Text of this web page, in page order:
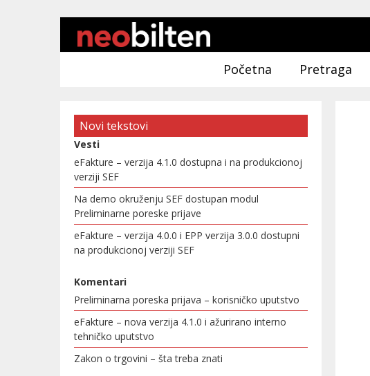
Početna Pretraga
Novi tekstovi
Vesti
eFakture – verzija 4.1.0 dostupna i na produkcionoj
verziji SEF
Na demo okruženju SEF dostupan modul
Preliminarne poreske prijave
eFakture – verzija 4.0.0 i EPP verzija 3.0.0 dostupni
na produkcionoj verziji SEF
Komentari
Preliminarna poreska prijava – korisničko uputstvo
eFakture – nova verzija 4.1.0 i ažurirano interno
tehničko uputstvo
Zakon o trgovini – šta treba znati